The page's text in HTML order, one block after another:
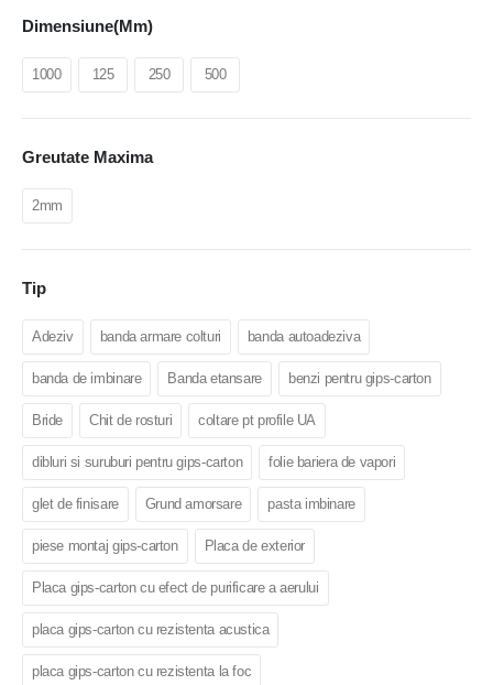
Dimensiune(mm)
1000 125 250 500
Greutate Maxima
2mm
Tip
Adeziv banda armare colturi banda autoadeziva
banda de imbinare Banda etansare benzi pentru gips-carton
Bride Chit de rosturi coltare pt profile UA
dibluri si suruburi pentru gips-carton folie bariera de vapori
glet de finisare Grund amorsare pasta imbinare
piese montaj gips-carton Placa de exterior
Placa gips-carton cu efect de purificare a aerului
placa gips-carton cu rezistenta acustica
placa gips-carton cu rezistenta la foc